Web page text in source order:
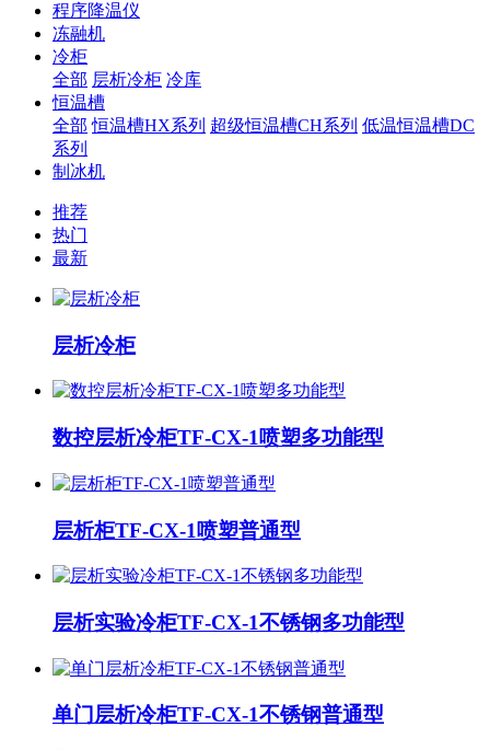
程序降温仪
冻融机
冷柜
全部 层析冷柜 冷库
恒温槽
全部 恒温槽HX系列 超级恒温槽CH系列 低温恒温槽DC
系列
制冰机
推荐
热门
最新
层析冷柜
数控层析冷柜TF-CX-1喷塑多功能型
层析柜TF-CX-1喷塑普通型
层析实验冷柜TF-CX-1不锈钢多功能型
单门层析冷柜TF-CX-1不锈钢普通型